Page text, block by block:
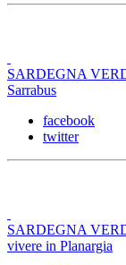
SARDEGNA
Sarrabus
facebook
twitter
SARDEGNA
vivere in Planargia